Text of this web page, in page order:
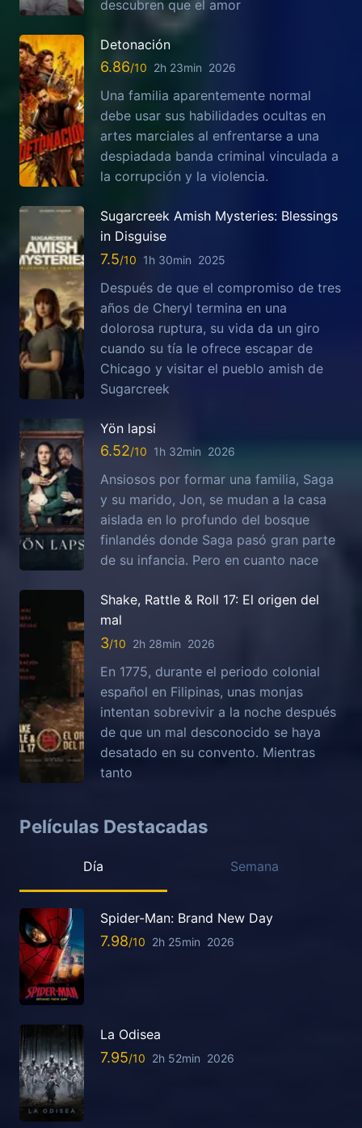
descubren que el amor
Detonación
6.86 2h 23min 2026
Una familia aparentemente normal
debe usar sus habilidades ocultas en
artes marciales al enfrentarse a una
despiadada banda criminal vinculada a
la corrupción y la violencia.
Sugarcreek Amish Mysteries: Blessings
in Disguise
7.5 1h 30min 2025
Después de que el compromiso de tres
años de Cheryl termina en una
dolorosa ruptura, su vida da un giro
cuando su tía le ofrece escapar de
Chicago y visitar el pueblo amish de
Sugarcreek
Yön lapsi
6.52 1h 32min 2026
Ansiosos por formar una familia, Saga
y su marido, Jon, se mudan a la casa
aislada en lo profundo del bosque
finlandés donde Saga pasó gran parte
de su infancia. Pero en cuanto nace
Shake, Rattle & Roll 17: El origen del
mal
3 2h 28min 2026
En 1775, durante el periodo colonial
español en Filipinas, unas monjas
intentan sobrevivir a la noche después
de que un mal desconocido se haya
desatado en su convento. Mientras
tanto
Películas Destacadas
Día Semana
Spider-Man: Brand New Day
7.98 2h 25min 2026
La Odisea
7.95 2h 52min 2026